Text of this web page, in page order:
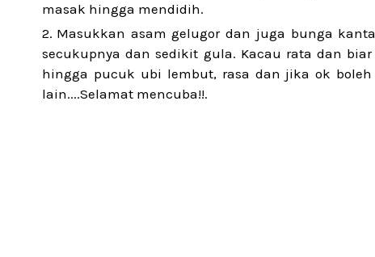
masak hingga mendidih.
Masukkan asam gelugor dan juga bunga
secukupnya dan sedikit gula. Kacau rata dan
hingga pucuk ubi lembut, rasa dan jika ok
lain....Selamat mencuba!!.